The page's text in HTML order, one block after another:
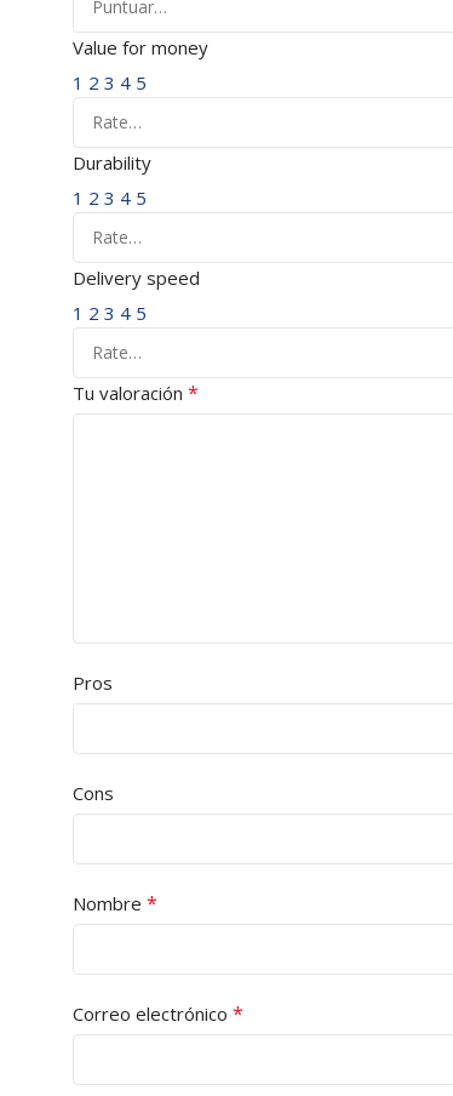
Value for money
1 2 3 4 5
Durability
1 2 3 4 5
Delivery speed
1 2 3 4 5
Tu valoración *
Pros
Cons
Nombre *
Correo electrónico *